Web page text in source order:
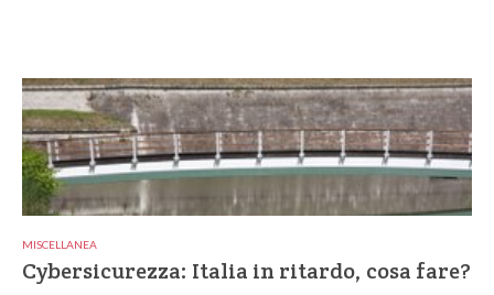
MISCELLANEA
Cybersicurezza: Italia in ritardo, cosa fare?